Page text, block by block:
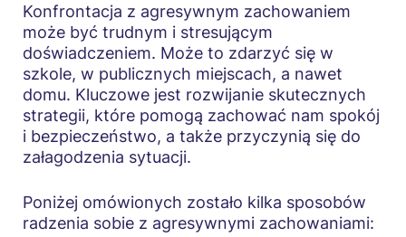
Konfrontacja z agresywnym zachowaniem
może być trudnym i stresującym
doświadczeniem. Może to zdarzyć się w
szkole, w publicznych miejscach, a nawet
domu. Kluczowe jest rozwijanie skutecznych
strategii, które pomogą zachować nam spokój
i bezpieczeństwo, a także przyczynią się do
załagodzenia sytuacji.
Poniżej omówionych zostało kilka sposobów
radzenia sobie z agresywnymi zachowaniami: